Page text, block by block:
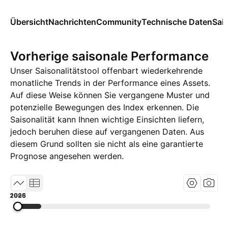
ÜbersichtNachrichtenCommunityTechnische Daten
Vorherige saisonale Performance
Unser Saisonalitätstool offenbart wiederkehrende
monatliche Trends in der Performance eines Assets.
Auf diese Weise können Sie vergangene Muster und
potenzielle Bewegungen des Index erkennen. Die
Saisonalität kann Ihnen wichtige Einsichten liefern,
jedoch beruhen diese auf vergangenen Daten. Aus
diesem Grund sollten sie nicht als eine garantierte
Prognose angesehen werden.
1985
2005
2026